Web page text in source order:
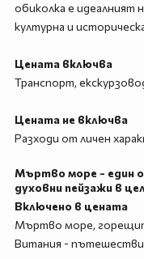
обиколка е идеалният
културна и
Цената включва
Транспорт,
Цената не включва
Разходи от личен
Мъртво море - един
духовни пейзажи в
Включено в цената
Мъртво море,
Витания -